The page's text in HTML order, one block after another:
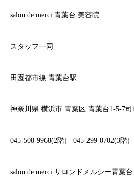
salon de merci 青葉台 美容院
スタッフ一同
田園都市線 青葉台駅
神奈川県 横浜市 青葉区 青葉台1-5-7司
045-508-9968(2階) 045-299-0702(3階)
salon de merci サロンドメルシー青葉台